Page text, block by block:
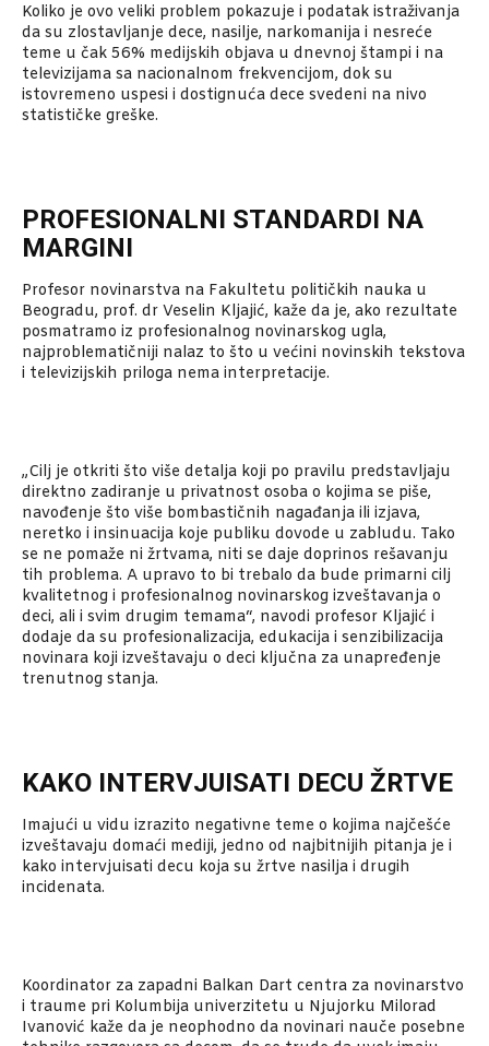
Koliko je ovo veliki problem pokazuje i podatak istraživanja
da su zlostavljanje dece, nasilje, narkomanija i nesreće
teme u čak 56% medijskih objava u dnevnoj štampi i na
televizijama sa nacionalnom frekvencijom, dok su
istovremeno uspesi i dostignuća dece svedeni na nivo
statističke greške.
PROFESIONALNI STANDARDI NA
MARGINI
Profesor novinarstva na Fakultetu političkih nauka u
Beogradu, prof. dr Veselin Kljajić, kaže da je, ako rezultate
posmatramo iz profesionalnog novinarskog ugla,
najproblematičniji nalaz to što u većini novinskih tekstova
i televizijskih priloga nema interpretacije.
„Cilj je otkriti što više detalja koji po pravilu predstavljaju
direktno zadiranje u privatnost osoba o kojima se piše,
navođenje što više bombastičnih nagađanja ili izjava,
neretko i insinuacija koje publiku dovode u zabludu. Tako
se ne pomaže ni žrtvama, niti se daje doprinos rešavanju
tih problema. A upravo to bi trebalo da bude primarni cilj
kvalitetnog i profesionalnog novinarskog izveštavanja o
deci, ali i svim drugim temama“, navodi profesor Kljajić i
dodaje da su profesionalizacija, edukacija i senzibilizacija
novinara koji izveštavaju o deci ključna za unapređenje
trenutnog stanja.
KAKO INTERVJUISATI DECU ŽRTVE
Imajući u vidu izrazito negativne teme o kojima najčešće
izveštavaju domaći mediji, jedno od najbitnijih pitanja je i
kako intervjuisati decu koja su žrtve nasilja i drugih
incidenata.
Koordinator za zapadni Balkan Dart centra za novinarstvo
i traume pri Kolumbija univerzitetu u Njujorku Milorad
Ivanović kaže da je neophodno da novinari nauče posebne